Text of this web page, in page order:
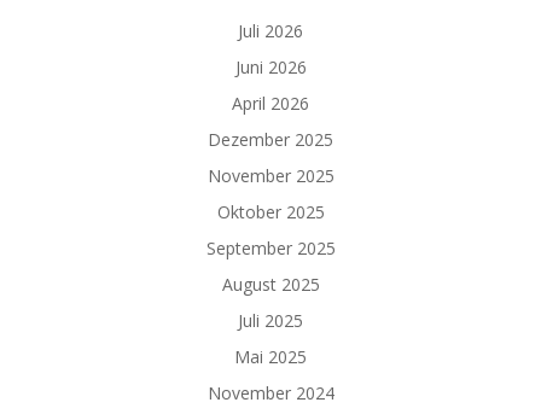
Juli 2026
Juni 2026
April 2026
Dezember 2025
November 2025
Oktober 2025
September 2025
August 2025
Juli 2025
Mai 2025
November 2024